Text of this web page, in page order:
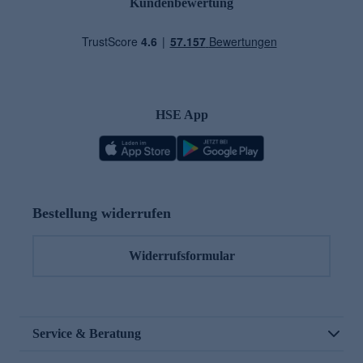
Kundenbewertung
HSE App
Bestellung widerrufen
Widerrufsformular
Service & Beratung